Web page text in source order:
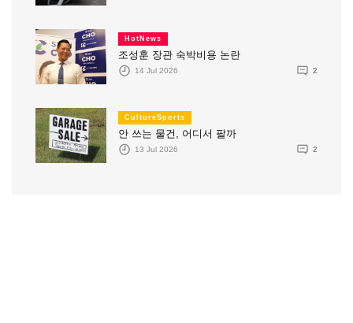
HotNews
조성훈 장관 숙박비용 논란
14 Jul 2026 2
CultureSports
안 쓰는 물건, 어디서 팔까
13 Jul 2026 2